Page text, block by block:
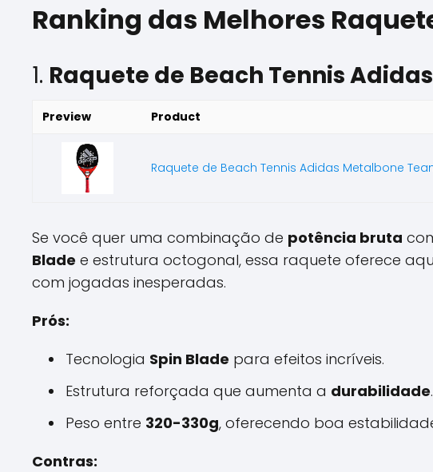
Ranking das Melhores
1. Raquete de Beach Tennis
Preview Product
Raquete de Beach Tennis Adidas Metalbone
Se você quer uma combinação de potência bruta
Blade e estrutura octogonal, essa raquete oferece
com jogadas inesperadas.
Prós:
Tecnologia Spin Blade para efeitos incríveis.
Estrutura reforçada que aumenta a durabilidade.
Peso entre 320-330g, oferecendo boa
Contras: